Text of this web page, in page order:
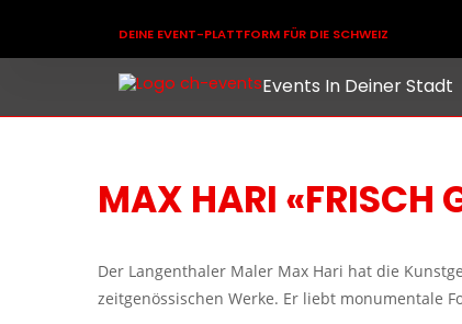
DEINE EVENT-PLATTFORM FÜR DIE SCHWEIZ
Events In Deiner Stadt
MAX HARI «FRISCH
Der Langenthaler Maler Max Hari hat die
zeitgenössischen Werke. Er liebt monumentale